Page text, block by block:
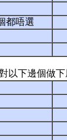
都唔選
以下邊個做